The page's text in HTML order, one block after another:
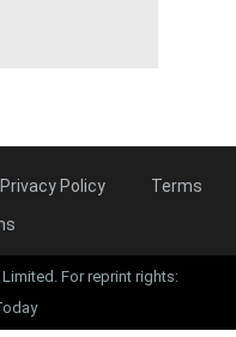
Privacy Policy
Terms
For reprint rights: